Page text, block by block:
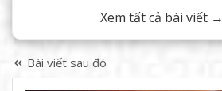
Xem tất cả bài viết →
Bài viết sau đó